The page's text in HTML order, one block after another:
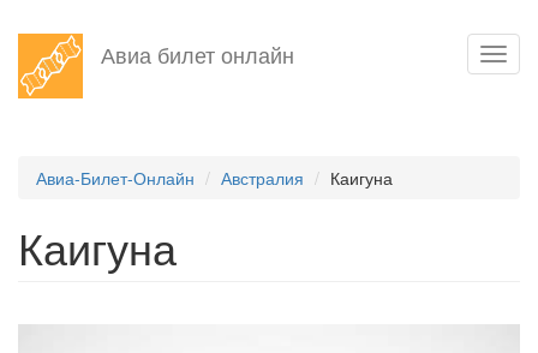
Перейти
основному
Авиа билет онлайн
Авиа-Билет-Онлайн Австралия Каигуна
Каигуна